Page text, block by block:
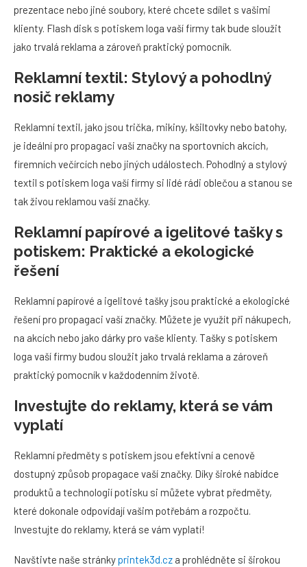
prezentace nebo jiné soubory, které chcete sdílet s vašimi
klienty. Flash disk s potiskem loga vaší firmy tak bude sloužit
jako trvalá reklama a zároveň praktický pomocník.
Reklamní textil: Stylový a pohodlný
nosič reklamy
Reklamní textil, jako jsou trička, mikiny, kšiltovky nebo batohy,
je ideální pro propagaci vaší značky na sportovních akcích,
firemních večírcích nebo jiných událostech. Pohodlný a stylový
textil s potiskem loga vaší firmy si lidé rádi oblečou a stanou se
tak živou reklamou vaší značky.
Reklamní papírové a igelitové tašky s
potiskem: Praktické a ekologické
řešení
Reklamní papírové a igelitové tašky jsou praktické a ekologické
řešení pro propagaci vaší značky. Můžete je využít při nákupech,
na akcích nebo jako dárky pro vaše klienty. Tašky s potiskem
loga vaší firmy budou sloužit jako trvalá reklama a zároveň
praktický pomocník v každodenním životě.
Investujte do reklamy, která se vám
vyplatí
Reklamní předměty s potiskem jsou efektivní a cenově
dostupný způsob propagace vaší značky. Díky široké nabídce
produktů a technologií potisku si můžete vybrat předměty,
které dokonale odpovídají vašim potřebám a rozpočtu.
Investujte do reklamy, která se vám vyplatí!
Navštivte naše stránkyprintek3d.cz a prohlédněte si širokou